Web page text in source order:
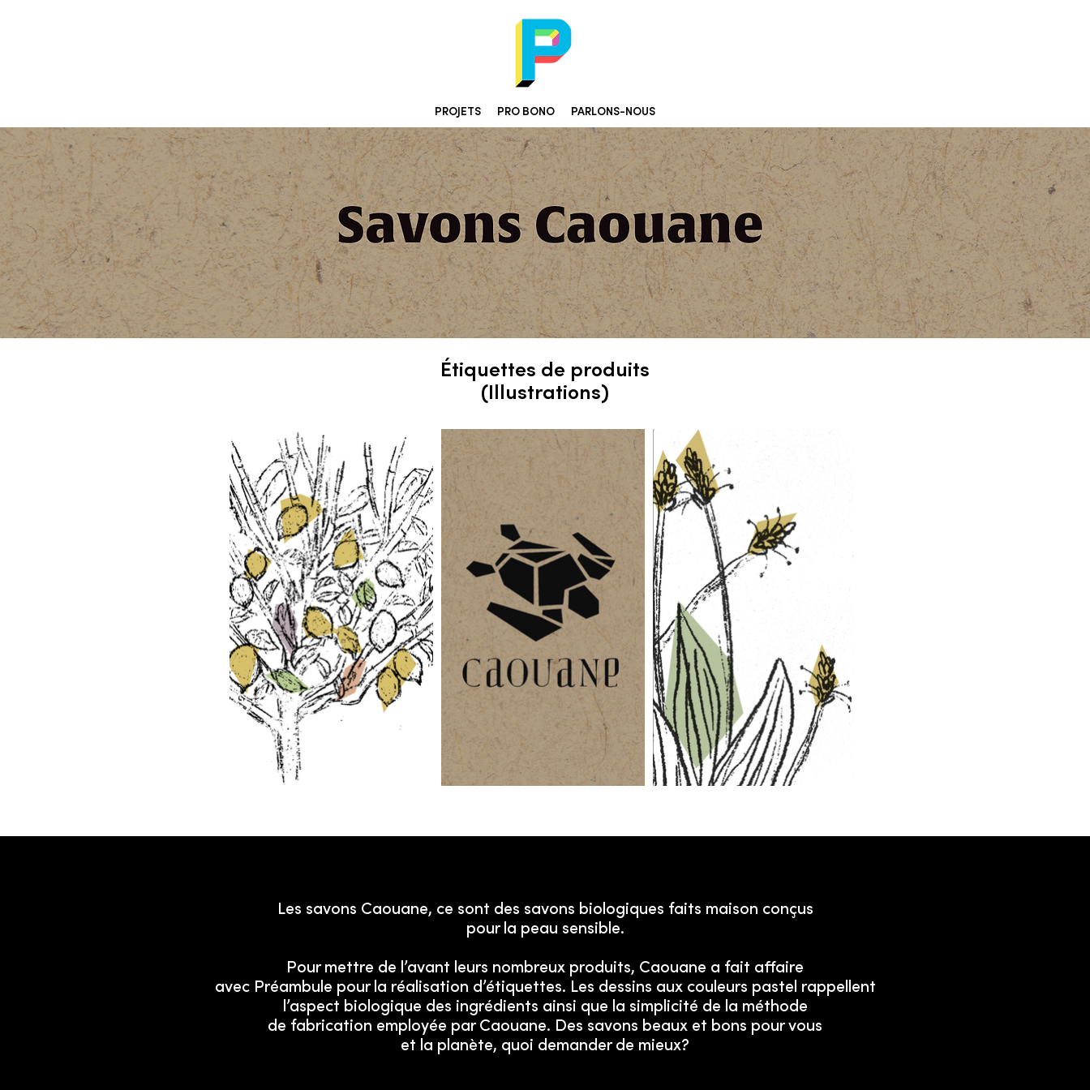
PROJETS PRO BONO PARLONS-NOUS
Étiquettes de produits
(Illustrations)
Les savons Caouane, ce sont des savons biologiques faits maison conçus
pour la peau sensible.
Pour mettre de l’avant leurs nombreux produits, Caouane a fait affaire
avec Préambule pour la réalisation d’étiquettes. Les dessins aux couleurs pastel rappellent
l’aspect biologique des ingrédients ainsi que la simplicité de la méthode
de fabrication employée par Caouane. Des savons beaux et bons pour vous
et la planète, quoi demander de mieux?